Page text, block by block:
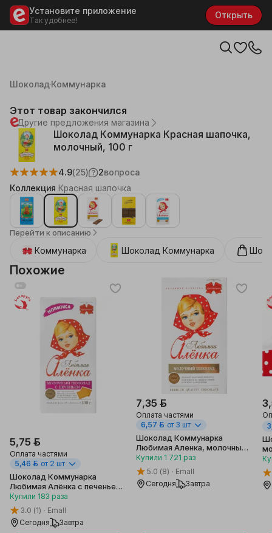
Установите приложение
Так удобнее!
Открыть
Каталог
Продукты
Сладости
Шоколад Коммунарка
Этот товар закончился
Другие предложения магазина
Шоколад Коммунарка Красная шапочка,
молочный, 100 г
4.9(25) 2вопроса
Коллекция Красная шапочка
Перейти к описанию
Коммунарка Шоколад Коммунарка
Похожие
Беларусь
5,75 ƃ
Оплата частями
5,46 ƃ от 2 шт
Шоколад Коммунарка
Любимая Алёнка с печеньем,
молочный, 100 г
Купили 183 раза
3.0 (1)
Emall
Сегодня
Завтра
7,35 ƃ
Оплата частями
6,57 ƃ от 3 шт
Шоколад Коммунарка
Любимая Аленка, молочный,
180 г
Купили 1 721 раз
5.0 (8)
Emall
Сегодня
Завтра